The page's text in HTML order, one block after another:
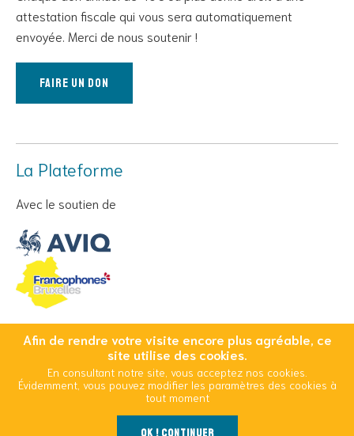
attestation fiscale qui vous sera automatiquement
envoyée. Merci de nous soutenir !
Faire un don
La Plateforme
Avec le soutien de
© Copyright 2026 Cool And Safe - Tous droits réservés
Conditions Générales d’Utilisation
Mentions légales
Politique d’utilisation des cookies
Afin de rendre votre visite encore plus agréable, ce
site utilise des cookies.
En consultant notre site, vous acceptez nos cookies.
Évidemment, vous pouvez modifier les paramètres des cookies à
tout moment
OK ! Continuer